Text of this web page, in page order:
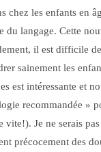
chez les enfants en
du langage. Cette
il est difficile de
sainement les
est intéressante et
recommandée »
vite!). Je ne serais
précocement des